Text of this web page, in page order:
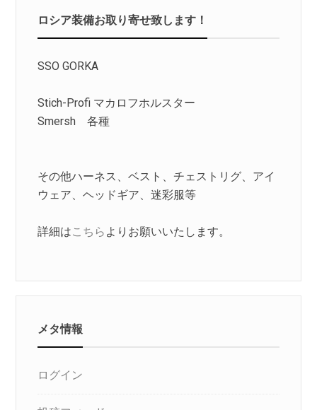
ロシア装備お取り寄せ致します！
SSO GORKA
Stich-Profi マカロフホルスター
Smersh 各種
その他ハーネス、ベスト、チェストリグ、アイ
ウェア、ヘッドギア、迷彩服等
詳細はこちら よりお願いいたします。
メタ情報
ログイン